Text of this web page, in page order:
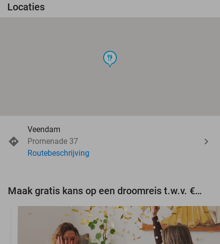
Locaties
food
Veendam
Promenade 37
Routebeschrijving
Maak gratis kans op een droomreis t.w.v. €3.000!